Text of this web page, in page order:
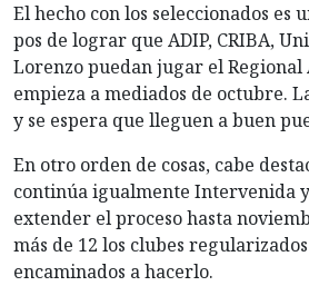
El hecho con los seleccionados es
pos de lograr que ADIP, CRIBA,
Lorenzo puedan jugar el
empieza a mediados de octubre.
y se espera que lleguen a buen
En otro orden de cosas, cabe
continúa igualmente Intervenida
extender el proceso hasta
más de 12 los clubes
encaminados a hacerlo.